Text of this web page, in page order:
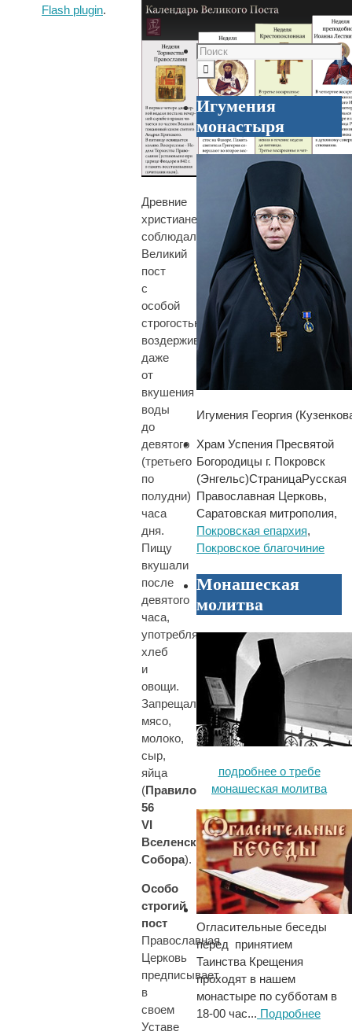
Древние
христиане
соблюдали
Великий
пост
с
особой
строгостью,
воздерживаясь
даже
от
вкушения
воды
до
девятого
(третьего
по
полудни)
часа
дня.
Пищу
вкушали
после
девятого
часа,
употребляя
хлеб
и
овощи.
Запрещались
мясо,
молоко,
сыр,
яйца
(Правило
56
VI
Вселенского
Собора).
Особо
строгий
пост
Православная
Церковь
предписывает
в
своем
Уставе
Flash plugin.
Игумения
монастыря
Игумения Георгия
Храм Успения Пресвятой
Богородицы г. Покровск
(Энгельс)СтраницаРусская
Православная Церковь,
Саратовская митрополия,
Покровская епархия,
Покровское благочиние
Монашеская
молитва
подробнее о требе
монашеская молитва
Огласительные беседы
перед принятием
Таинства Крещения
проходят в нашем
монастыре по субботам в
18-00 час... Подробнее